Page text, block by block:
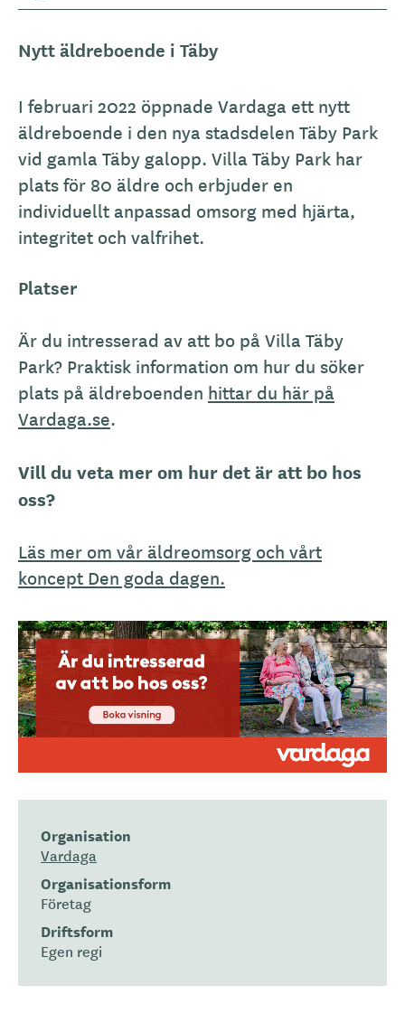
Nytt äldreboende i Täby
I februari 2022 öppnade Vardaga ett nytt
äldreboende i den nya stadsdelen Täby Park
vid gamla Täby galopp. Villa Täby Park har
plats för 80 äldre och erbjuder en
individuellt anpassad omsorg med hjärta,
integritet och valfrihet.
Platser
Är du intresserad av att bo på Villa Täby
Park? Praktisk information om hur du söker
plats på äldreboenden hittar du här på
Vardaga.se.
Vill du veta mer om hur det är att bo hos
oss?
Läs mer om vår äldreomsorg och vårt
koncept Den goda dagen.
Organisation
Vardaga
Organisationsform
Företag
Driftsform
Egen regi